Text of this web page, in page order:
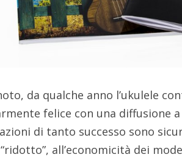
da qualche anno l’ukulele
felice con una diffusione
di tanto successo sono
all’economicità dei